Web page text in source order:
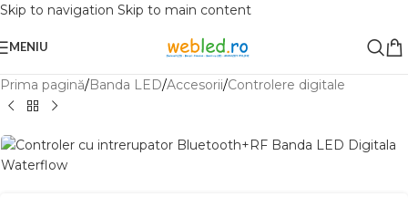
Skip to navigation Skip to main content
MENIU
Prima pagină/Banda LED/Accesorii/Controlere digitale